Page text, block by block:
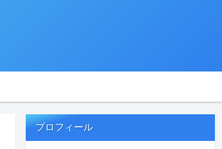
プロフィール